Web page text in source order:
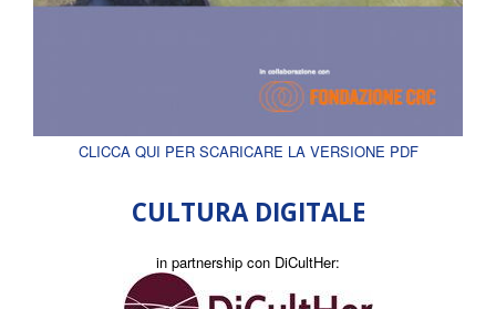
CLICCA QUI PER SCARICARE LA VERSIONE PDF
CULTURA DIGITALE
in partnership con DiCultHer: